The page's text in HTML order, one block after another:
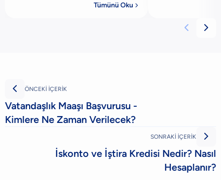
zaman kullanılabilir hale geleceğidir. Bu
Tümünü Oku 
 
 ÖNCEKİ İÇERİK
Vatandaşlık Maaşı Başvurusu -
Kimlere Ne Zaman Verilecek?
SONRAKİ İÇERİK 
İskonto ve İştira Kredisi Nedir? Nasıl
Hesaplanır?